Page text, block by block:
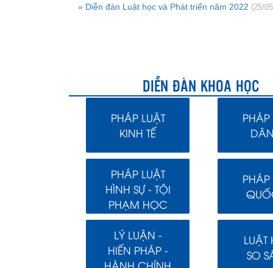
» Diễn đàn Luật học và Phát triển năm 2022 (25/
DIỄN ĐÀN KHOA HỌC
PHÁP LUẬT
KINH TẾ
PHÁP
PHÁP LUẬT
HÌNH SỰ - TỘI
PHẠM HỌC
PHÁP
LÝ LUẬN -
HIẾN PHÁP -
LUẬT
SO